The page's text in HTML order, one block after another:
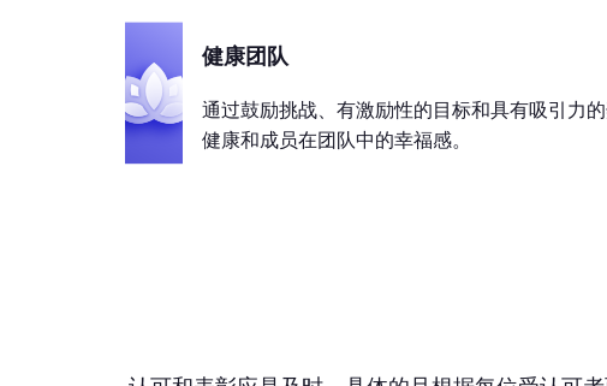
健康团队
通过鼓励挑战、有激励性的目标和具有吸引力
健康和成员在团队中的幸福感。